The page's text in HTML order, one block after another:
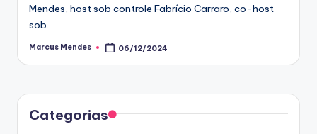
Mendes, host sob controle Fabrício Carraro, co-host
sob…
Posted
Marcus Mendes 06/12/2024
Categorias